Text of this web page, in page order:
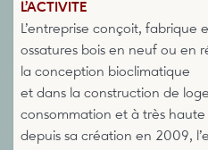
L’ACTIVITE
L’entreprise conçoit, fabrique
ossatures bois en neuf ou en
la conception bioclimatique
et dans la construction de
consommation et à très
depuis sa création en 2009,